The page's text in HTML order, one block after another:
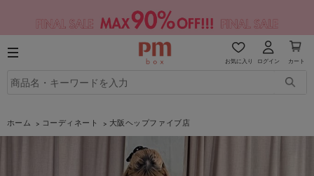
お気に入り ログイン カート
ホーム コーディネート 大阪ヘップファイブ店